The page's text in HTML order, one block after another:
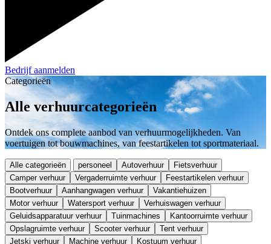
Bedrijf aanmelden
Categorieën
Alle verhuurcategorieën
Ontdek ons complete aanbod van verhuurmogelijkheden. Van
voertuigen tot bouwmachines, van feestartikelen tot sportmateriaal.
Alle categorieën personeel Autoverhuur
Fietsverhuur
Camper verhuur
Vergaderruimte verhuur
Feestartikelen verhuur
Bootverhuur
Aanhangwagen verhuur
Vakantiehuizen
Motor verhuur
Watersport verhuur
Verhuiswagen verhuur
Geluidsapparatuur verhuur
Tuinmachines
Kantoorruimte verhuur
Opslagruimte verhuur
Scooter verhuur
Tent verhuur
Jetski verhuur
Machine verhuur
Kostuum verhuur